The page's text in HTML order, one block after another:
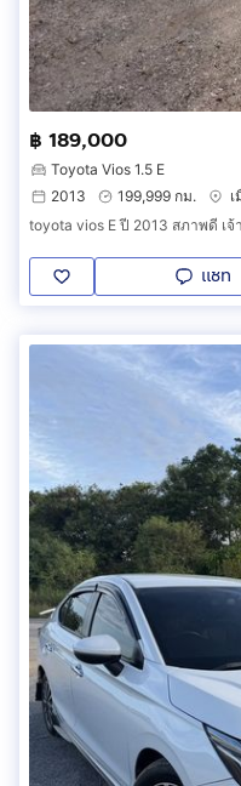
฿ 189,000
Toyota Vios 1.5 E
2013
199,999 กม.
toyota vios E ปี 2013 สภาพดี เจ้
แชท